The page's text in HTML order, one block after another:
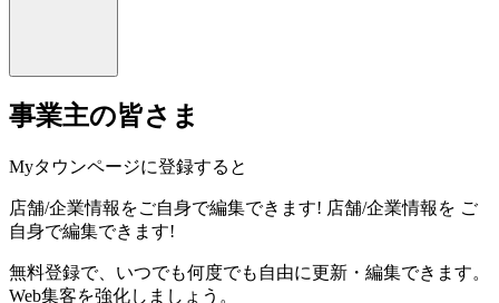
事業主の皆さま
Myタウンページに登録すると
店舗/企業情報をご自身で編集できます! 店舗/企業情報を ご
自身で編集できます!
無料登録で、いつでも何度でも自由に更新・編集できます。
Web集客を強化しましょう。